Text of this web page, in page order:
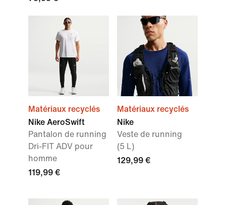
Matériaux recyclés
Nike AeroSwift
Pantalon de running
Dri-FIT ADV pour
homme
119,99 €
Matériaux recyclés
Nike
Veste de running
(5 L)
129,99 €